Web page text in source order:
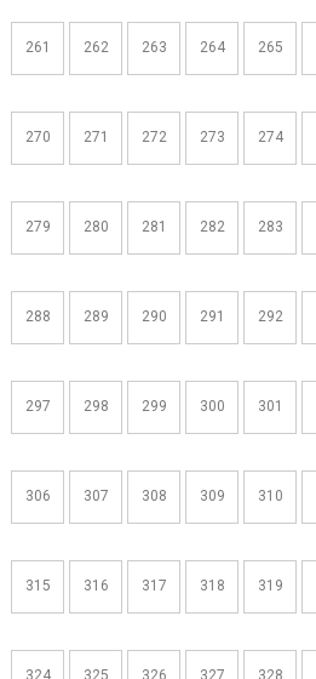
261 262 263 264 265
270 271 272 273 274
279 280 281 282 283
288 289 290 291 292
297 298 299 300 301
306 307 308 309 310
315 316 317 318 319
324 325 326 327 328